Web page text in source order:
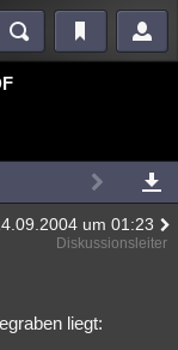
Kriminalfälle
um 01:23
Diskussionsleiter
liegt: